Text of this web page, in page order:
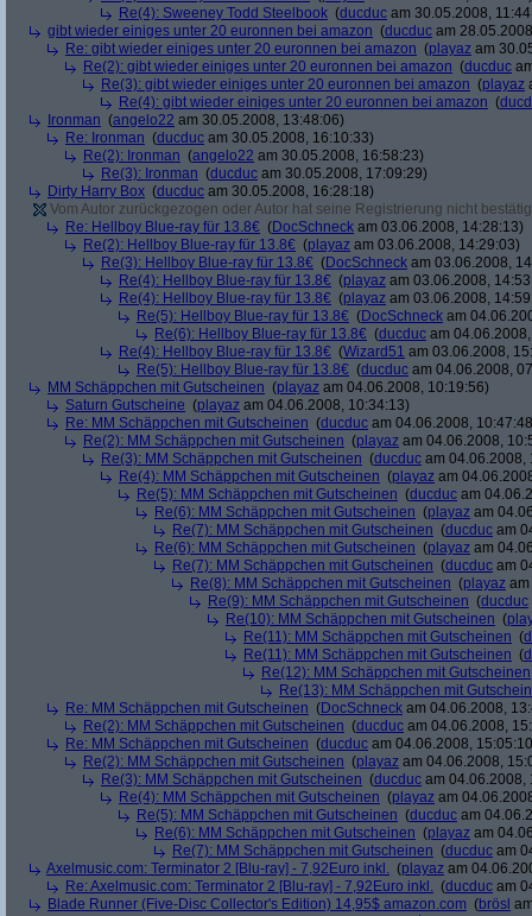
Re(4): Sweeney Todd Steelbook (ducduc am 30.05.2008,
gibt wieder einiges unter 20 euronnen bei amazon (ducduc am
Re: gibt wieder einiges unter 20 euronnen bei amazon (playaz am
Re(2): gibt wieder einiges unter 20 euronnen bei amazon (ducduc
Re(3): gibt wieder einiges unter 20 euronnen bei amazon (playaz
Re(4): gibt wieder einiges unter 20 euronnen bei amazon (
Ironman (angelo22 am 30.05.2008, 13:48:06)
Re: Ironman (ducduc am 30.05.2008, 16:10:33)
Re(2): Ironman (angelo22 am 30.05.2008, 16:58:23)
Re(3): Ironman (ducduc am 30.05.2008, 17:09:29)
Dirty Harry Box (ducduc am 30.05.2008, 16:28:18)
Vom Autor zurückgezogen oder Autor hat seine Registrierung nicht
Re: Hellboy Blue-ray für 13.8€ (DocSchneck am 03.06.2008, 14:28:13)
Re(2): Hellboy Blue-ray für 13.8€ (playaz am 03.06.2008, 14:29:03)
Re(3): Hellboy Blue-ray für 13.8€ (DocSchneck am 03.06.2008,
Re(4): Hellboy Blue-ray für 13.8€ (playaz am 03.06.2008,
Re(4): Hellboy Blue-ray für 13.8€ (playaz am 03.06.2008,
Re(5): Hellboy Blue-ray für 13.8€ (DocSchneck am
Re(6): Hellboy Blue-ray für 13.8€ (ducduc am
Re(4): Hellboy Blue-ray für 13.8€ (Wizard51 am 03.06.2008,
Re(5): Hellboy Blue-ray für 13.8€ (ducduc am 04.06.2008,
MM Schäppchen mit Gutscheinen (playaz am 04.06.2008, 10:19:56)
Saturn Gutscheine (playaz am 04.06.2008, 10:34:13)
Re: MM Schäppchen mit Gutscheinen (ducduc am 04.06.2008,
Re(2): MM Schäppchen mit Gutscheinen (playaz am 04.06.2008,
Re(3): MM Schäppchen mit Gutscheinen (ducduc am 04.06.2008,
Re(4): MM Schäppchen mit Gutscheinen (playaz am
Re(5): MM Schäppchen mit Gutscheinen (ducduc am
Re(6): MM Schäppchen mit Gutscheinen (playaz am
Re(7): MM Schäppchen mit Gutscheinen (ducduc am
Re(6): MM Schäppchen mit Gutscheinen (playaz am
Re(7): MM Schäppchen mit Gutscheinen (ducduc am
Re(8): MM Schäppchen mit Gutscheinen (playaz
Re(9): MM Schäppchen mit Gutscheinen (ducduc
Re(10): MM Schäppchen mit Gutscheinen (
Re(11): MM Schäppchen mit Gutscheinen (
Re(11): MM Schäppchen mit Gutscheinen (
Re(12): MM Schäppchen mit Gutscheinen
Re(13): MM Schäppchen mit
Re: MM Schäppchen mit Gutscheinen (DocSchneck am 04.06.2008,
Re(2): MM Schäppchen mit Gutscheinen (ducduc am 04.06.2008,
Re: MM Schäppchen mit Gutscheinen (ducduc am 04.06.2008,
Re(2): MM Schäppchen mit Gutscheinen (playaz am 04.06.2008,
Re(3): MM Schäppchen mit Gutscheinen (ducduc am 04.06.2008,
Re(4): MM Schäppchen mit Gutscheinen (playaz am
Re(5): MM Schäppchen mit Gutscheinen (ducduc am
Re(6): MM Schäppchen mit Gutscheinen (playaz am
Re(7): MM Schäppchen mit Gutscheinen (ducduc am
Axelmusic.com: Terminator 2 [Blu-ray] - 7,92Euro inkl. (playaz am
Re: Axelmusic.com: Terminator 2 [Blu-ray] - 7,92Euro inkl. (ducduc am
Blade Runner (Five-Disc Collector's Edition) 14,95$ amazon.com (brösl